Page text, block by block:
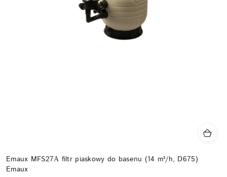
Emaux MFS27А filtr piaskowy do basenu (14 m³/h, D675)
Emaux